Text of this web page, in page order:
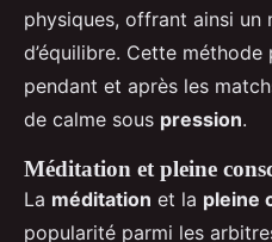
physiques, offrant ainsi un
d’équilibre. Cette
pendant et après les
de calme sous pression.
Méditation et pleine
La méditation et la pleine
popularité parmi les